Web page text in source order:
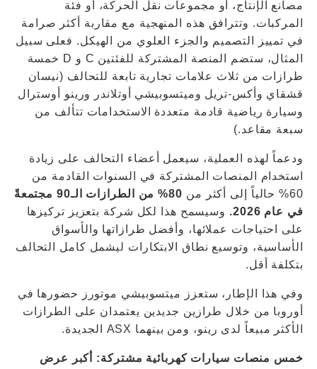
مصانع الإنتاج، أو مجموعات نقل الحركة، أو فئة
المركبات. وتترافق هذه المنهجية مع مقاربة أكثر صرامة
في تمييز التصميم والجزء العلوي من الهيكل. فعلى سبيل
المثال، ستضم المنصة المشتركة للفئتين C و D خمسة
طرازات من ثلاث علامات تجارية تابعة للتحالف (نيسان
قشقاي وأكس-تريل وميتسوبيشي أوتلاندر ورينو أوسترال
وسيارة رياضية قادمة متعددة الاستخدامات تتألف من
سبعة مقاعد.)
ودعماً لهذه العملية، سيعمل أعضاء التحالف على زيادة
استخدام المنصات المشتركة في السنوات القادمة من
60% حالياً إلى أكثر من
80% من الطرازات الـ90 مجتمعةً
في عام 2026.
وسيسمح هذا لكل شركة بتعزيز تركيزها
على احتياجات عملائها، وأفضل طرازاتها والأسواق
الأساسية، وتوسيع نطاق الابتكارات ليشمل كامل التحالف
بتكلفة أقل.
وفي هذا الإطار، ستعزز ميتسوبيشي موتورز حضورها في
أوروبا من خلال طرازين جديدين يعتمدان على الطرازات
الأكثر مبيعاً لدى رينو، ومن بينهما ASX الجديدة.
خمس منصات سيارات كهربائية مشتركة: أكبر عرض